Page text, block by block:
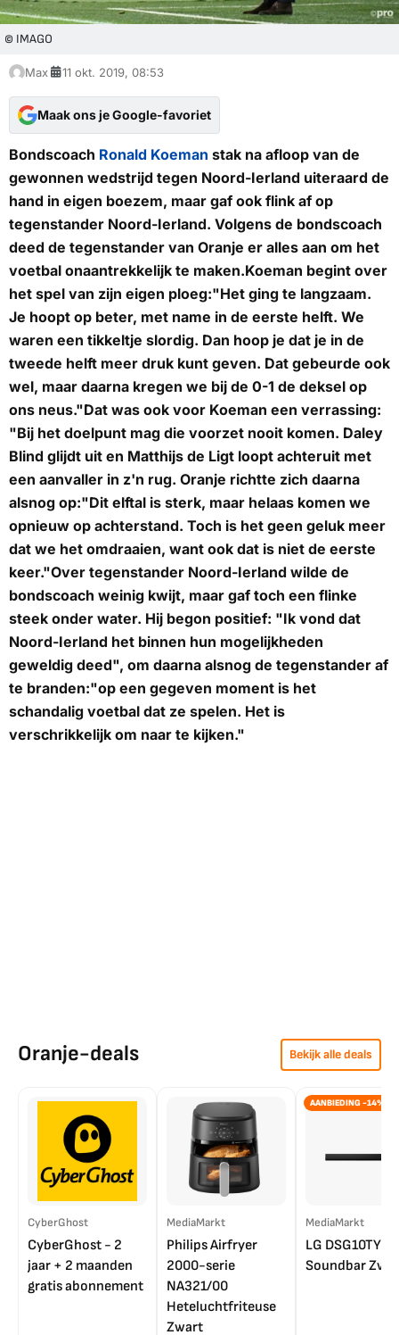
© IMAGO
Max 11 okt. 2019, 08:53
Maak ons je Google-favoriet
Bondscoach Ronald Koeman stak na afloop van de
gewonnen wedstrijd tegen Noord-Ierland uiteraard de
hand in eigen boezem, maar gaf ook flink af op
tegenstander Noord-Ierland. Volgens de bondscoach
deed de tegenstander van Oranje er alles aan om het
voetbal onaantrekkelijk te maken.Koeman begint over
het spel van zijn eigen ploeg:"Het ging te langzaam.
Je hoopt op beter, met name in de eerste helft. We
waren een tikkeltje slordig. Dan hoop je dat je in de
tweede helft meer druk kunt geven. Dat gebeurde ook
wel, maar daarna kregen we bij de 0-1 de deksel op
ons neus."Dat was ook voor Koeman een verrassing:
"Bij het doelpunt mag die voorzet nooit komen. Daley
Blind glijdt uit en Matthijs de Ligt loopt achteruit met
een aanvaller in z'n rug. Oranje richtte zich daarna
alsnog op:"Dit elftal is sterk, maar helaas komen we
opnieuw op achterstand. Toch is het geen geluk meer
dat we het omdraaien, want ook dat is niet de eerste
keer."Over tegenstander Noord-Ierland wilde de
bondscoach weinig kwijt, maar gaf toch een flinke
steek onder water. Hij begon positief: "Ik vond dat
Noord-Ierland het binnen hun mogelijkheden
geweldig deed", om daarna alsnog de tegenstander af
te branden:"op een gegeven moment is het
schandalig voetbal dat ze spelen. Het is
verschrikkelijk om naar te kijken."
Oranje-deals Bekijk alle deals
CyberGhost
CyberGhost - 2
jaar + 2 maanden
gratis abonnement
MediaMarkt
Philips Airfryer
2000-serie
NA321/00
Heteluchtfriteuse
Zwart
AANBIEDING -14%
MediaMarkt
LG DSG10TY
Soundbar